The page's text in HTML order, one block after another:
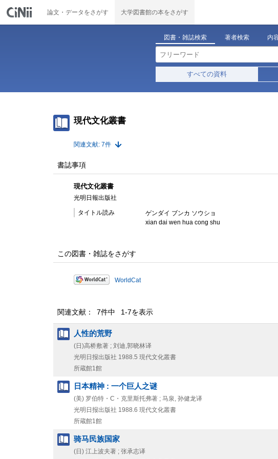
論文・データをさがす 大学図書館の本をさがす
図書・雑誌検索 著者検索 内
すべての資料
現代文化叢書
関連文献: 7件
書誌事項
現代文化叢書
光明日報出版社
タイトル読み
ゲンダイ ブンカ ソウショ
xian dai wen hua cong shu
この図書・雑誌をさがす
WorldCat
関連文献： 7件中 1-7を表示
人性的荒野
(日)高桥敷著 ; 刘迪,郭晓林译
光明日报出版社 1988.5 現代文化叢書
所蔵館1館
日本精神 : 一个巨人之谜
(美) 罗伯特・C・克里斯托弗著 ; 马泉, 孙健龙译
光明日报出版社 1988.6 現代文化叢書
所蔵館1館
骑马民族国家
(日) 江上波夫著 ; 张承志译